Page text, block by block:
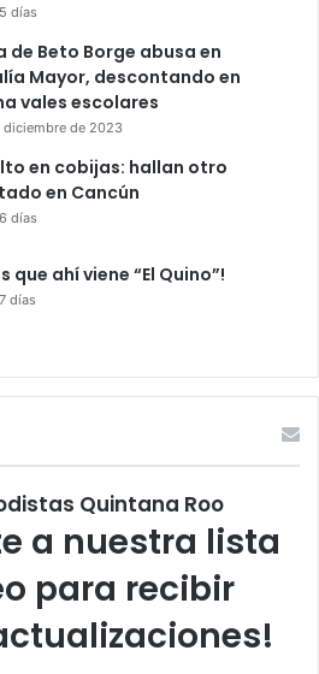
días
de Beto Borge abusa en
Mayor, descontando en
vales escolares
diciembre de 2023
en cobijas: hallan otro
en Cancún
días
que ahí viene “El Quino”!
días
Quintana Roo
a nuestra lista
para recibir